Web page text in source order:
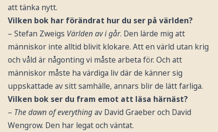
att tänka nytt.
Vilken bok har förändrat hur du ser på världen?
– Stefan Zweigs Världen av i går. Den lärde mig att
människor inte alltid blivit klokare. Att en värld utan krig
och våld är någonting vi måste arbeta för. Och att
människor måste ha värdiga liv där de känner sig
uppskattade av sitt samhälle, annars blir de lätt farliga.
Vilken bok ser du fram emot att läsa härnäst?
– The dawn of everythingav David Graeber och David
Wengrow. Den har legat och väntat.